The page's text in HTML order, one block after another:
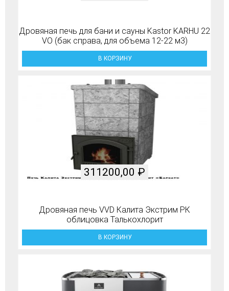
Дровяная печь для бани и сауны Kastor KARHU 22
VO (бак справа, для объема 12-22 м3)
В КОРЗИНУ
Дровяная печь VVD Калита Экстрим РК
облицовка Талькохлорит
311200,00 ₽
В КОРЗИНУ